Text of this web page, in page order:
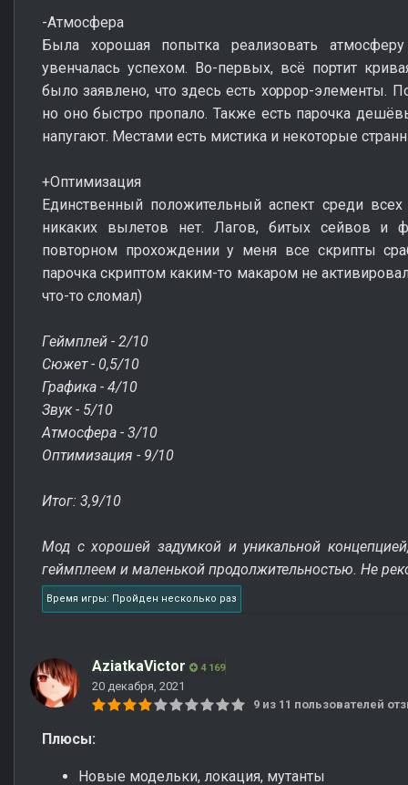
-Атмосфера
Была хорошая попытка реализовать
увенчалась успехом. Во-первых, всё портит
было заявлено, что здесь есть хоррор-элементы.
но оно быстро пропало. Также есть парочка
напугают. Местами есть мистика и некоторые
+Оптимизация
Единственный положительный аспект среди
никаких вылетов нет. Лагов, битых сейвов и
повторном прохождении у меня все скрипты
парочка скриптом каким-то макаром не
что-то сломал)
Геймплей - 2/10
Сюжет - 0,5/10
Графика - 4/10
Звук - 5/10
Атмосфера - 3/10
Оптимизация - 9/10
Итог: 3,9/10
Мод с хорошей задумкой и уникальной
геймплеем и маленькой продолжительностью. Не
Время игры: Пройден несколько раз
AziatkaVictor 4 169
20 декабря, 2021
9 из 11 пользователей
Плюсы:
Новые модельки, локация, мутанты